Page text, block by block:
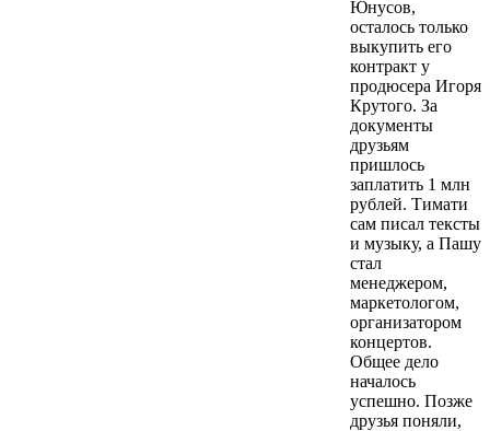
Юнусов,
осталось только
выкупить его
контракт у
продюсера Игоря
Крутого. За
документы
друзьям
пришлось
заплатить 1 млн
рублей. Тимати
сам писал тексты
и музыку, а Пашу
стал
менеджером,
маркетологом,
организатором
концертов.
Общее дело
началось
успешно. Позже
друзья поняли,